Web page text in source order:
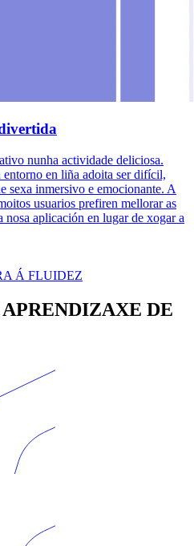
nunha actividade deliciosa.
en liña adoita ser difícil,
sexa inmersivo e emocionante. A
usuarios prefiren mellorar as
nosa aplicación en lugar de xogar a
Á FLUIDEZ
DE